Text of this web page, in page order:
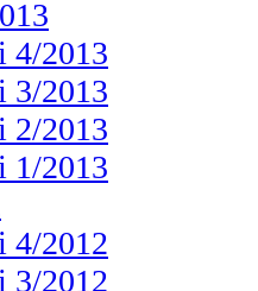
4/2013
3/2013
2/2013
1/2013
4/2012
3/2012